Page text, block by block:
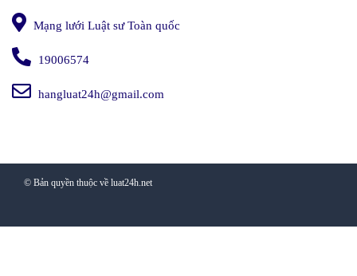
Mạng lưới Luật sư Toàn quốc
19006574
hangluat24h@gmail.com
© Bản quyền thuộc về luat24h.net